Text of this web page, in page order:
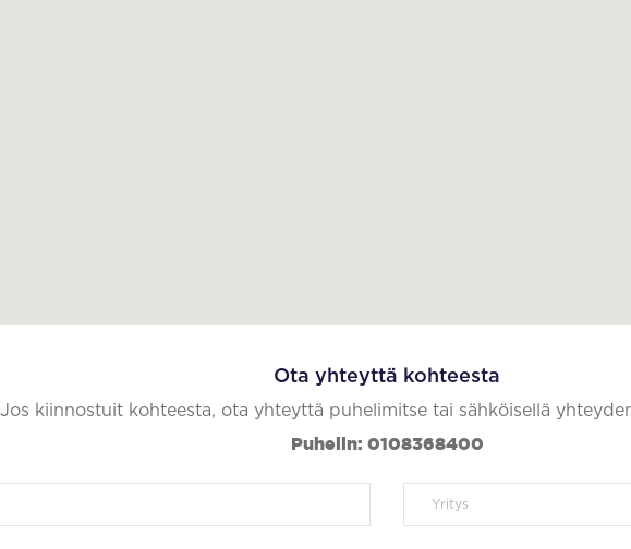
Ota yhteyttä kohteesta
Jos kiinnostuit kohteesta, ota yhteyttä puhelimitse tai sähköisellä
Puhelin: 0108368400